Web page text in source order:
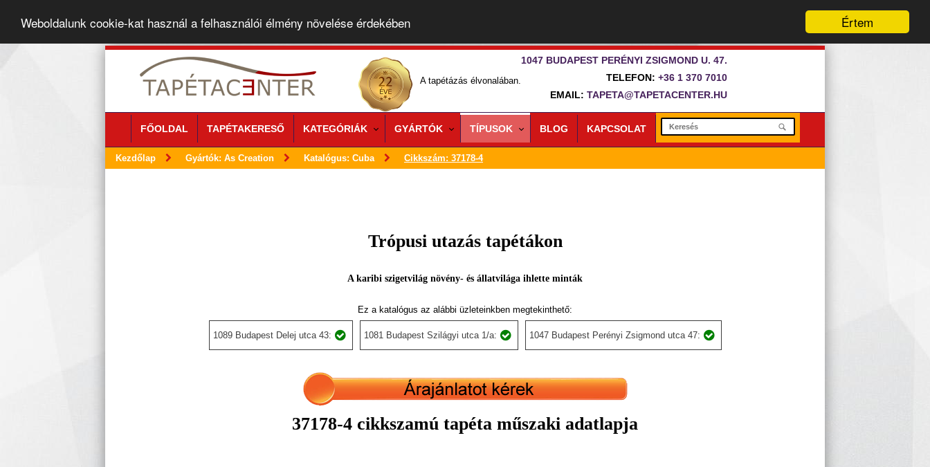
Értem
Weboldalunk cookie-kat használ a felhasználói élmény növelése érdekében
A tapétázás élvonalában.
1047 BUDAPEST PERÉNYI ZSIGMOND U. 47.
TELEFON: +36 1 370 7010
EMAIL: TAPETA@TAPETACENTER.HU
FŐOLDAL TAPÉTAKERESŐ KATEGÓRIÁK GYÁRTÓK TÍPUSOK BLOG KAPCSOLAT
Kezdőlap Gyártók: As Creation Katalógus: Cuba Cikkszám: 37178-4
Trópusi utazás tapétákon
A karibi szigetvilág növény- és állatvilága ihlette minták
Ez a katalógus az alábbi üzleteinkben megtekinthető:
1089 Budapest Delej utca 43: 1081 Budapest Szilágyi utca 1/a: 1047 Budapest Perényi Zsigmond utca 47:
37178-4 cikkszamú tapéta műszaki adatlapja